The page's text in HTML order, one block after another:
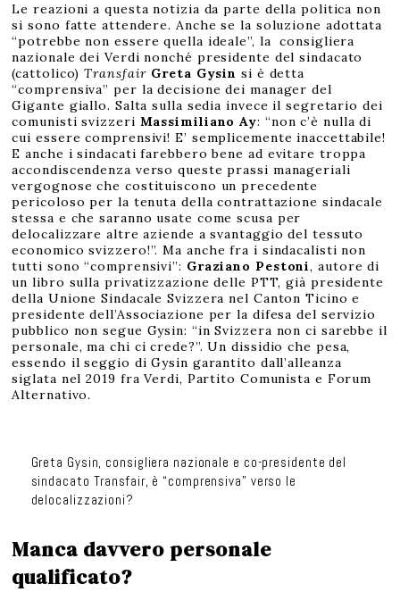
Le reazioni a questa notizia da parte della politica non
si sono fatte attendere. Anche se la soluzione adottata
“potrebbe non essere quella ideale”, la consigliera
nazionale dei Verdi nonché presidente del sindacato
(cattolico)Transfair Greta Gysin si è detta
“comprensiva” per la decisione dei manager del
Gigante giallo. Salta sulla sedia invece il segretario dei
comunisti svizzeri Massimiliano Ay: “non c’è nulla di
cui essere comprensivi! E’ semplicemente inaccettabile!
E anche i sindacati farebbero bene ad evitare troppa
accondiscendenza verso queste prassi manageriali
vergognose che costituiscono un precedente
pericoloso per la tenuta della contrattazione sindacale
stessa e che saranno usate come scusa per
delocalizzare altre aziende a svantaggio del tessuto
economico svizzero!”. Ma anche fra i sindacalisti non
tutti sono “comprensivi”: Graziano Pestoni, autore di
un libro sulla privatizzazione delle PTT, già presidente
della Unione Sindacale Svizzera nel Canton Ticino e
presidente dell’Associazione per la difesa del servizio
pubblico non segue Gysin: “in Svizzera non ci sarebbe il
personale, ma chi ci crede?”. Un dissidio che pesa,
essendo il seggio di Gysin garantito dall’alleanza
siglata nel 2019 fra Verdi, Partito Comunista e Forum
Alternativo.
Greta Gysin, consigliera nazionale e co-presidente del
sindacato Transfair, è “comprensiva” verso le
delocalizzazioni?
Manca davvero personale
qualificato?